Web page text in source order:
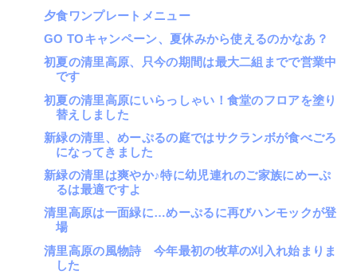
夕食ワンプレートメニュー
GO TOキャンペーン、夏休みから使えるのかなあ？
初夏の清里高原、只今の期間は最大二組までで営業中
です
初夏の清里高原にいらっしゃい！食堂のフロアを塗り
替えしました
新緑の清里、めーぷるの庭ではサクランボが食べごろ
になってきました
新緑の清里は爽やか♪特に幼児連れのご家族にめーぷ
るは最適ですよ
清里高原は一面緑に…めーぷるに再びハンモックが登
場
清里高原の風物詩 今年最初の牧草の刈入れ始まりま
した